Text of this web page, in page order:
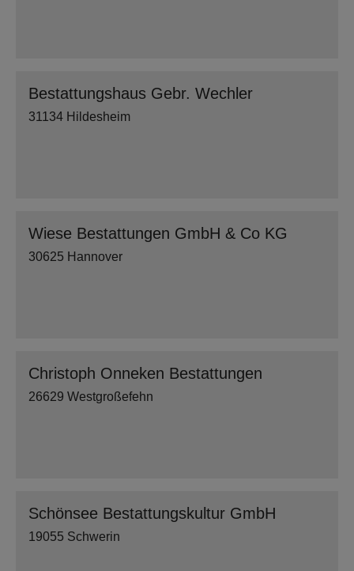
Bestattungshaus Gebr. Wechler
31134 Hildesheim
Wiese Bestattungen GmbH & Co KG
30625 Hannover
Christoph Onneken Bestattungen
26629 Westgroßefehn
Schönsee Bestattungskultur GmbH
19055 Schwerin